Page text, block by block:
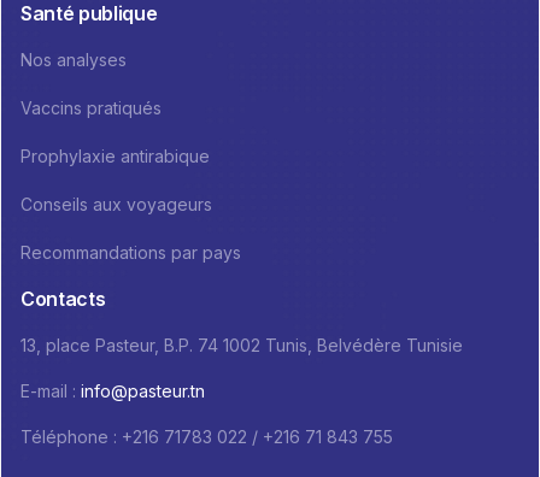
Santé publique
Nos analyses
Vaccins pratiqués
Prophylaxie antirabique
Conseils aux voyageurs
Recommandations par pays
Contacts
13, place Pasteur, B.P. 74 1002 Tunis, Belvédère Tunisie
E-mail : info@pasteur.tn
Téléphone : +216 71783 022 / +216 71 843 755